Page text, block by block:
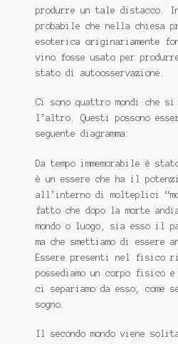
Piemonte - Liguria - Valle D’Aosta
SICILIA
produrre un tale distacco.
probabile che nella chiesa
esoterica originariamente
vino fosse usato per
stato di autoosservazione.
Ci sono quattro mondi che si
l’altro. Questi possono
seguente diagramma:
Da tempo immemorabile è
è un essere che ha il
all’interno di molteplici
fatto che dopo la morte
mondo o luogo, sia esso il
ma che smettiamo di essere
Essere presenti nel fisico
possediamo un corpo fisico e
ci separiamo da esso, come
sogno.
Il secondo mondo viene